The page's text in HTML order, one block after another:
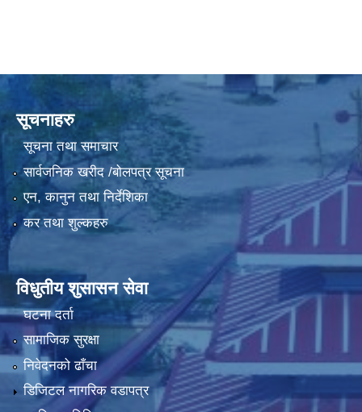
सूचनाहरु
सूचना तथा समाचार
सार्वजनिक खरीद /बोलपत्र सूचना
एन, कानुन तथा निर्देशिका
कर तथा शुल्कहरु
विधुतीय शुसासन सेवा
घटना दर्ता
सामाजिक सुरक्षा
निवेदनको ढाँचा
डिजिटल नागरिक वडापत्र